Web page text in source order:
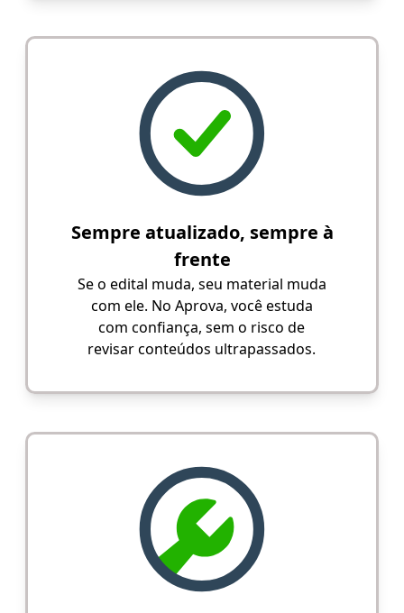
Sempre atualizado, sempre à
frente
Se o edital muda, seu material muda
com ele. No Aprova, você estuda
com confiança, sem o risco de
revisar conteúdos ultrapassados.